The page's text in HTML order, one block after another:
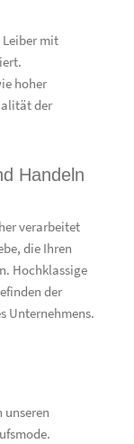
mit
hoher
der
Handeln
verarbeitet
die Ihren
Hochklassige
der
Unternehmens.
unseren